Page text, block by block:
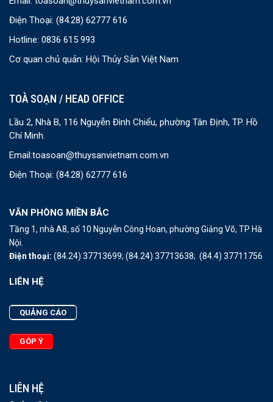
Điện Thoại: (84.28) 62777 616
Hotline: 0836 615 993
Cơ quan chủ quản: Hội Thủy Sản Việt Nam
TOÀ SOẠN / HEAD OFFICE
Lầu 2, Nhà B, 116 Nguyễn Đình Chiểu, phường Tân Định, TP. Hồ
Chí Minh.
Email:toasoan@thuysanvietnam.com.vn
Điện Thoại: (84.28) 62777 616
VĂN PHÒNG MIỀN BẮC
Tầng 1, nhà A8, số 10 Nguyễn Công Hoan, phường Giảng Võ, TP Hà
Nội.
Điện thoại: (84.24) 37713699; (84.24) 37713638; (84.4) 37711756
LIÊN HỆ
QUẢNG CÁO
GÓP Ý
LIÊN HỆ